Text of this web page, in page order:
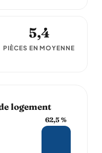
5,4
PIÈCES EN MOYENNE
logement
62,5 %